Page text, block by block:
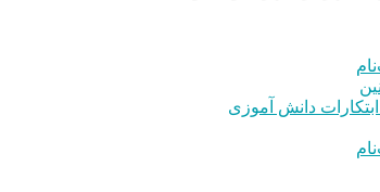
دانش آموزی